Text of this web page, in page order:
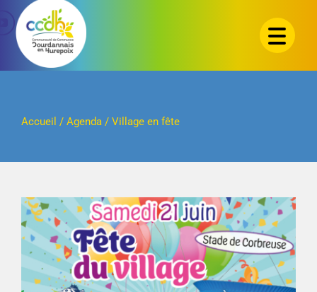
Passer
contenu
Accueil / Agenda/ Village en fête